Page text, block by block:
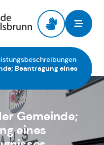
Beantragung eines
Gemeinde;
eines